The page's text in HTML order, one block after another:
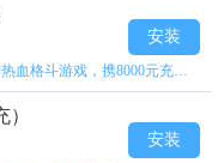
安装
安装